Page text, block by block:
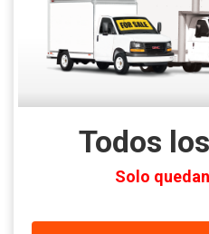
Todos
Solo